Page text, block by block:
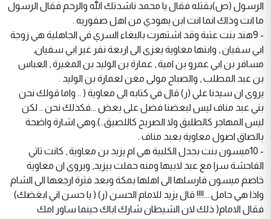
الرسول (ص)بقتله فقال يا محمد ناشدتك الله والرحم فقال الرسول
ما انت وذاك انما انت ابن يهودي من اهل صفوريه .
- 9هند بنت عتبة وقد اشتهرت بالبغاء السري في الجاهلية هي زوجة
ابي سفيان , وابنها معاوية يعزى الى اربعة نفر غير ابي سفيان,
مسافر بن ابي عمرو بن امية , عمارة بن الوليد بن المغيرة , العباس
بن عبد المطلب , والصباح مولى مغن لعمارة بن الوليد .
يروى ان سيدنا علي (ر) قال في كتابه الى معاوية ( .. واما قولك نحن
بني عبد مناف ليس لبعضنا فضل على بعض ...فكذلك نحن .. لكن
ليس المهاجر كالطليق ولا الصريح كاللصيق..).وهي اشارة واضحة
بالصاق اصول معاوية بعبد مناف .
- 10ميسون بنت بجدل الكلبية هي ام يزيد بن معاوية , كانت تاتي
الفاحشة سرا مع عبد لابيها ومنه حملت بيزيد, ويروى ان معاوية
خاصم ميسون فارسلها الى اهلها بمكة وبعد فترة ارجعها الى الشام
واذا هي حامل....!!!! قال يزيد للامام الحسن (ر) ( يا حسن اني ابغضك)
فقال الامام( ذلك لان الشيطان شارك اباك حينما ساور امك